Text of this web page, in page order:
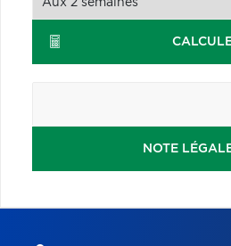
NOTE